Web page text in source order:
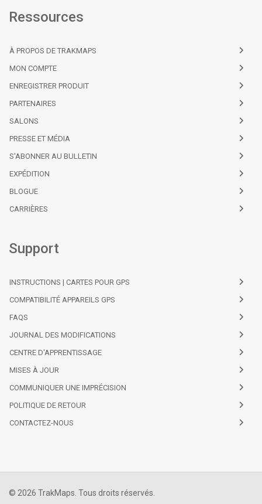
Ressources
À PROPOS DE TRAKMAPS
MON COMPTE
ENREGISTRER PRODUIT
PARTENAIRES
SALONS
PRESSE ET MÉDIA
S'ABONNER AU BULLETIN
EXPÉDITION
BLOGUE
CARRIÈRES
Support
INSTRUCTIONS | CARTES POUR GPS
COMPATIBILITÉ APPAREILS GPS
FAQS
JOURNAL DES MODIFICATIONS
CENTRE D'APPRENTISSAGE
MISES À JOUR
COMMUNIQUER UNE IMPRÉCISION
POLITIQUE DE RETOUR
CONTACTEZ-NOUS
© 2026 TrakMaps. Tous droits réservés.